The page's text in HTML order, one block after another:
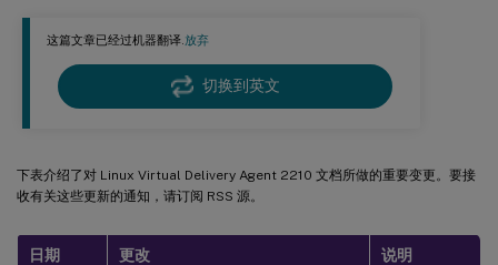
这篇文章已经过机器翻译.放弃
切换到英文
下表介绍了对 Linux Virtual Delivery Agent 2210 文档所做的重要变更。要接
收有关这些更新的通知，请订阅 RSS 源。
日期 更改 说明